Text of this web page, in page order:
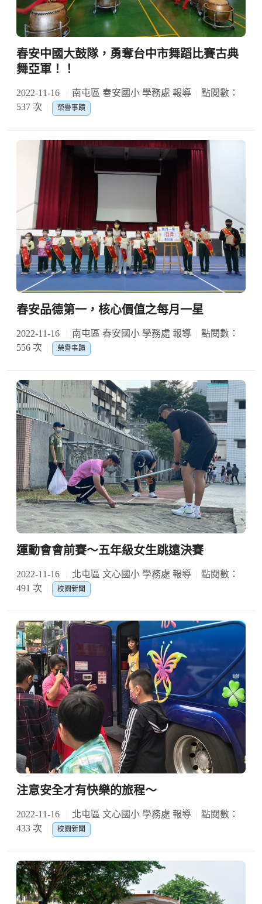
春安中國大鼓隊，勇奪台中市舞蹈比賽古典
舞亞軍！！
2022-11-16 南屯區 春安國小 學務處 報導
點閱數：
537 次
榮譽事蹟
春安品德第一，核心價值之每月一星
2022-11-16 南屯區 春安國小 學務處 報導
點閱數：
556 次
榮譽事蹟
運動會會前賽～五年級女生跳遠決賽
2022-11-16 北屯區 文心國小 學務處 報導
點閱數：
491 次
校園新聞
注意安全才有快樂的旅程～
2022-11-16 北屯區 文心國小 學務處 報導
點閱數：
433 次
校園新聞